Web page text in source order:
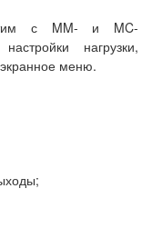
с MM- и MC-
нагрузки,
меню.